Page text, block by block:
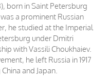
born in Saint Petersburg
a prominent Russian
he studied at the Imperial
under Dmitri
with Vassili Choukhaiev.
he left Russia in 1917
and Japan.